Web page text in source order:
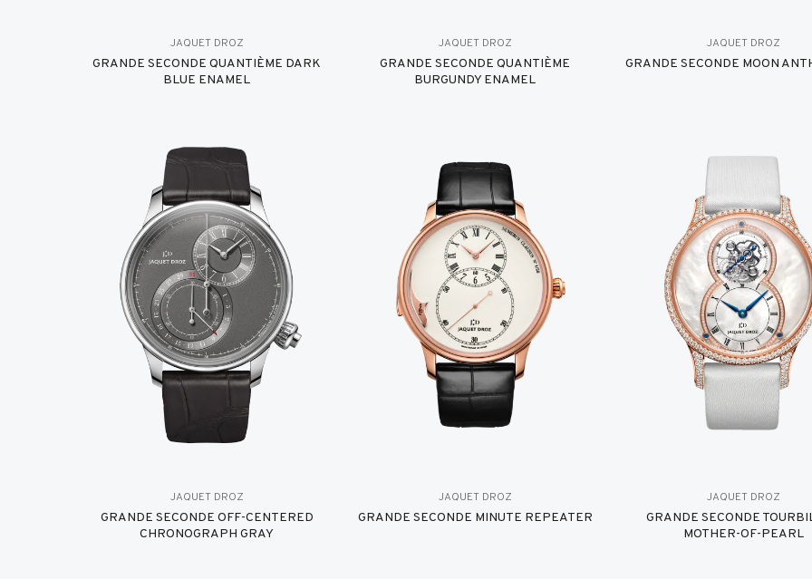
JAQUET DROZ
GRANDE SECONDE QUANTIÈME DARK
BLUE ENAMEL
JAQUET DROZ
GRANDE SECONDE QUANTIÈME
BURGUNDY ENAMEL
JAQUET DROZ
GRANDE SECONDE MOON
JAQUET DROZ
GRANDE SECONDE OFF-CENTERED
CHRONOGRAPH GRAY
JAQUET DROZ
GRANDE SECONDE MINUTE REPEATER
JAQUET DROZ
GRANDE SECONDE
MOTHER-OF-PEARL